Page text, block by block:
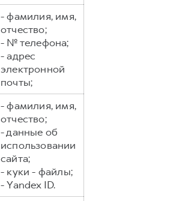
- фамилия, имя,
отчество;
- № телефона;
- адрес
электронной
почты;
- фамилия, имя,
отчество;
- данные об
использовании
сайта;
- куки - файлы;
- Yandex ID.